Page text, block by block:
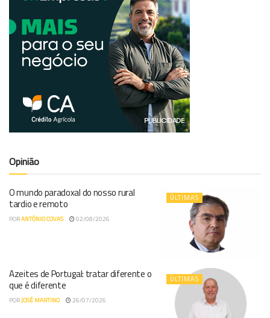
Opinião
ÚLTIMAS
O mundo paradoxal do nosso rural
tardio e remoto
PORANTÓNIO COVAS 02/08/2026
ÚLTIMAS
Azeites de Portugal: tratar diferente o
que é diferente
PORJOSÉ MARTINO 26/07/2026